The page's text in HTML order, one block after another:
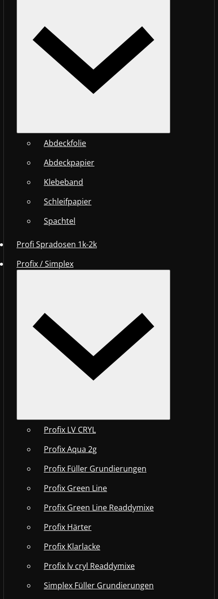
Abdeckfolie
Abdeckpapier
Klebeband
Schleifpapier
Spachtel
Profi Spradosen 1k-2k
Profix / Simplex
Profix LV CRYL
Profix Aqua 2g
Profix Füller Grundierungen
Profix Green Line
Profix Green Line Readdymixe
Profix Härter
Profix Klarlacke
Profix lv cryl Readdymixe
Simplex Füller Grundierungen